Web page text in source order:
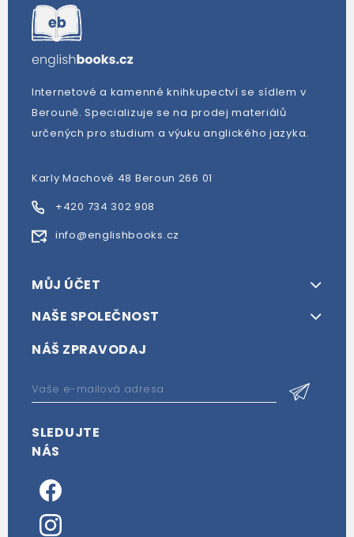
Internetové a kamenné knihkupectví se sídlem v
Berouně. Specializuje se na prodej materiálů
určených pro studium a výuku anglického jazyka.
Karly Machové 48 Beroun 266 01
+420 734 302 908
info@englishbooks.cz
MŮJ ÚČET
NAŠE SPOLEČNOST
NÁŠ ZPRAVODAJ
SLEDUJTE
NÁS